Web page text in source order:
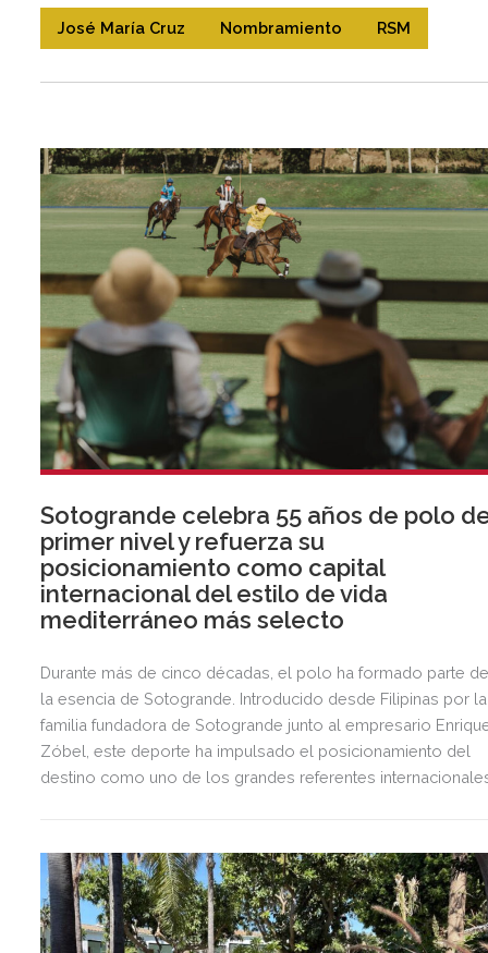
José María Cruz Nombramiento RSM
Sotogrande celebra 55 años de polo
primer nivel y refuerza su
posicionamiento como capital
internacional del estilo de vida
mediterráneo más selecto
Durante más de cinco décadas, el polo ha formado parte
la esencia de Sotogrande. Introducido desde Filipinas por la
familia fundadora de Sotogrande junto al empresario
Zóbel, este deporte ha impulsado el posicionamiento del
destino como uno de los grandes referentes
exclusiva agenda social.